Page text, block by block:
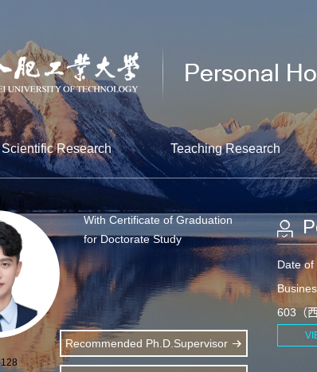
Scientific Research Teaching Research
128
With Certificate of Graduation
for Doctorate Study
Recommended Ph.D.Supervisor
Date of
603（西